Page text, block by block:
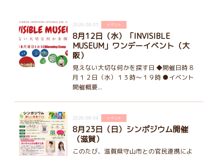
2026.08.05 イベント
8月12日（水）「INVISIBLE
MUSEUM」ワンデーイベント（大
阪）
見えない大切な何かを探す日 ◆開催日時 8
月１２日（水）１３時～１９時 ●イベント
開催概要...
2026.08.04 イベント
8月23日（日）シンポジウム開催
（滋賀）
このたび、滋賀県守山市との官民連携によ